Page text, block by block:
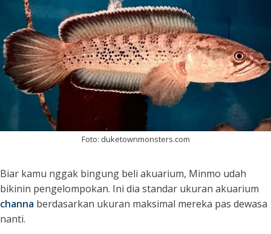
Foto: duketownmonsters.com
Biar kamu nggak bingung beli akuarium, Minmo udah
bikinin pengelompokan. Ini dia standar ukuran akuarium
channa berdasarkan ukuran maksimal mereka pas dewasa
nanti.